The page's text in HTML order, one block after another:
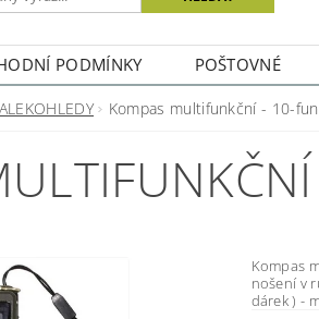
PODMÍNKY POŠTOVNÉ
Kompas multifunkční - 10-
Kompas
nošení v ruce. Pěkný a malý multifunkční